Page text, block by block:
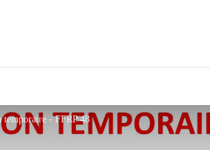
temporaire - FFRP 48